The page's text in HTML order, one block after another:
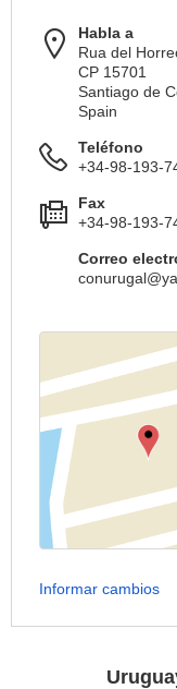
Habla a
Rua del
CP 15701
Santiago de
Spain
Teléfono
+34-98-193-
Fax
+34-98-193-
Correo
Informar cambios